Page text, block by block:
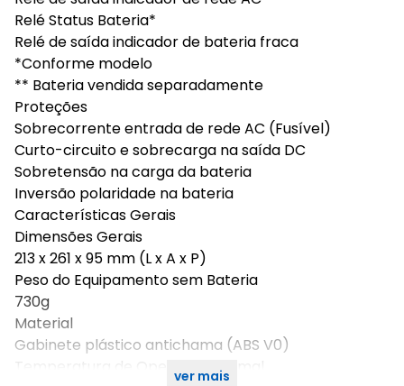
Relé Status Bateria*
Relé de saída indicador de bateria fraca
*Conforme modelo
** Bateria vendida separadamente
Proteções
Sobrecorrente entrada de rede AC (Fusível)
Curto-circuito e sobrecarga na saída DC
Sobretensão na carga da bateria
Inversão polaridade na bateria
Características Gerais
Dimensões Gerais
213 x 261 x 95 mm (L x A x P)
Peso do Equipamento sem Bateria
730g
Material
Gabinete plástico antichama (ABS V0)
Temperatura de Operação Normal
ver mais